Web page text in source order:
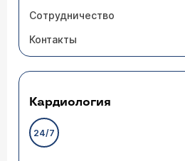
Сотрудничество
Контакты
Кардиология
24/7